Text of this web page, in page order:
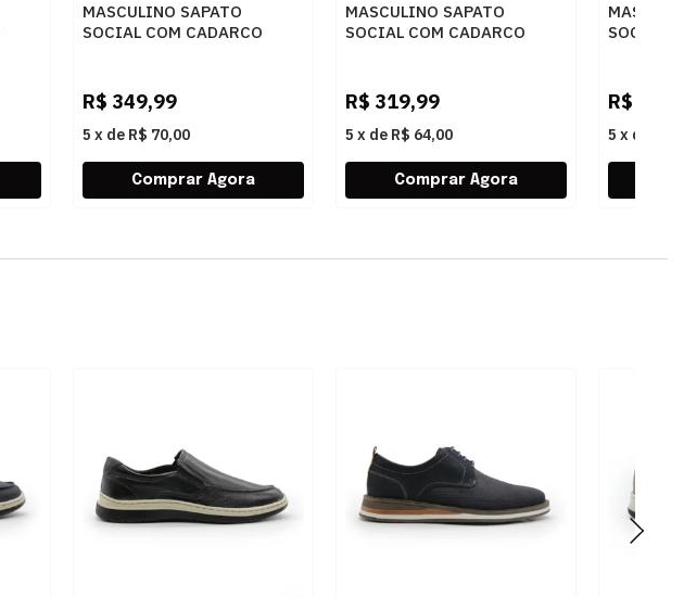
MASCULINO SAPATO
SOCIAL COM CADARCO
R$ 349,99
5 x de R$ 70,00
MASCULINO SAPATO
SOCIAL COM CADARCO
R$ 319,99
5 x de R$ 64,00
SOCIAL
R$
5 x de